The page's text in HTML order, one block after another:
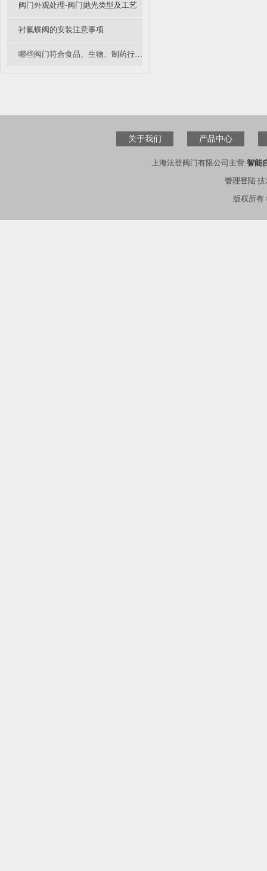
阀门外观处理-阀门抛光类型及工艺
衬氟蝶阀的安装注意事项
哪些阀门符合食品、生物、制药行业中卫生级阀门的要求？
关于我们 产品中心
上海法登阀门有限公司主营:智能
管理登陆技
版权所